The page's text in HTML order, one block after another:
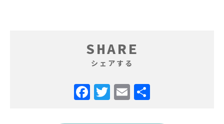
SHARE
シェアする